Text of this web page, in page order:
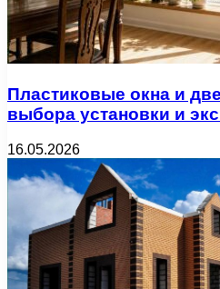
Пластиковые окна и
выбора установки и
16.05.2026